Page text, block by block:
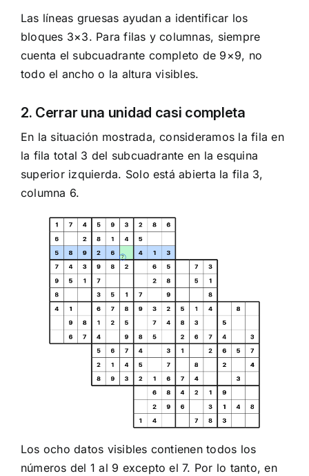
Las líneas gruesas ayudan a identificar los
bloques 3×3. Para filas y columnas, siempre
cuenta el subcuadrante completo de 9×9, no
todo el ancho o la altura visibles.
2. Cerrar una unidad casi completa
En la situación mostrada, consideramos la fila en
la fila total 3 del subcuadrante en la esquina
superior izquierda. Solo está abierta la fila 3,
columna 6.
Los ocho datos visibles contienen todos los
números del 1 al 9 excepto el 7. Por lo tanto, en